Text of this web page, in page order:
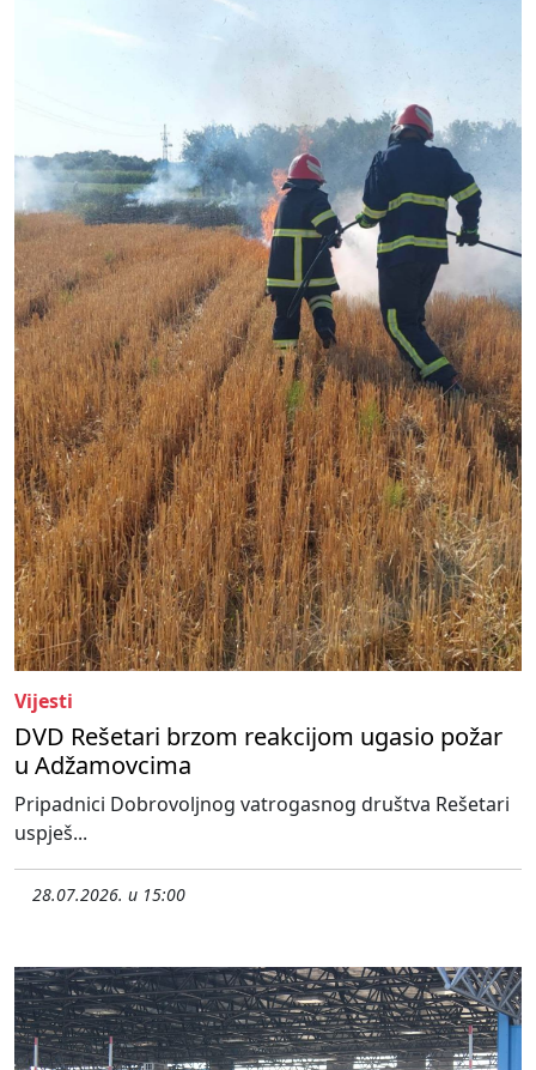
Vijesti
DVD Rešetari brzom reakcijom ugasio požar
u Adžamovcima
Pripadnici Dobrovoljnog vatrogasnog društva Rešetari
uspješ...
28.07.2026. u 15:00